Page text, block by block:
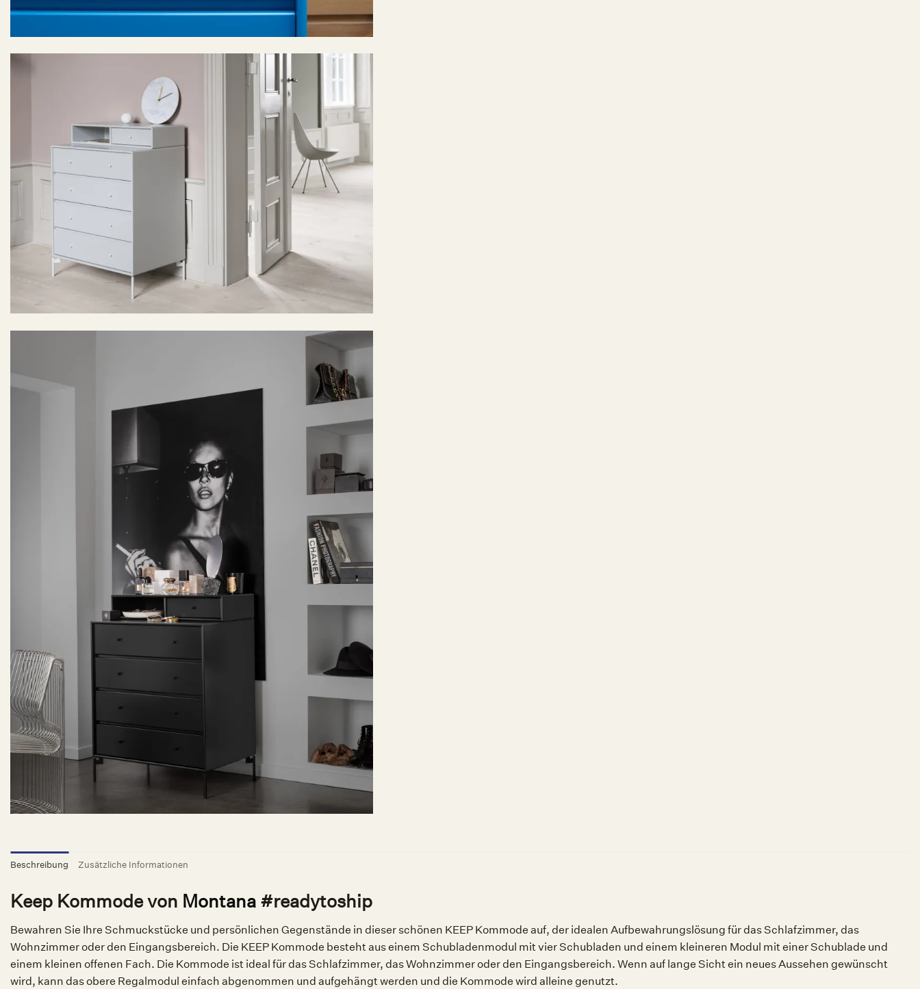
Beschreibung Zusätzliche Informationen
Keep Kommode von Montana #readytoship
Bewahren Sie Ihre Schmuckstücke und persönlichen Gegenstände in dieser schönen KEEP Kommode auf, der idealen Aufbewahrungslösung für das Schlafzimmer, das
Wohnzimmer oder den Eingangsbereich. Die KEEP Kommode besteht aus einem Schubladenmodul mit vier Schubladen und einem kleineren Modul mit einer Schublade und
einem kleinen offenen Fach. Die Kommode ist ideal für das Schlafzimmer, das Wohnzimmer oder den Eingangsbereich. Wenn auf lange Sicht ein neues Aussehen gewünscht
wird, kann das obere Regalmodul einfach abgenommen und aufgehängt werden und die Kommode wird alleine genutzt.